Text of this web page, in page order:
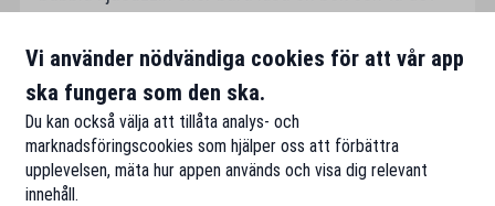
Bergen-Kirkenes, tvärtom eller bara delresor. Så vill
du uppleva världens vackraste sjöresa så
rekommenderar jag starkt HURTIGRUTEN.
Vi använder nödvändiga cookies för att vår app
ska fungera som den ska.
Du kan också välja att tillåta analys- och
marknadsföringscookies som hjälper oss att förbättra
upplevelsen, mäta hur appen används och visa dig relevant
innehåll.